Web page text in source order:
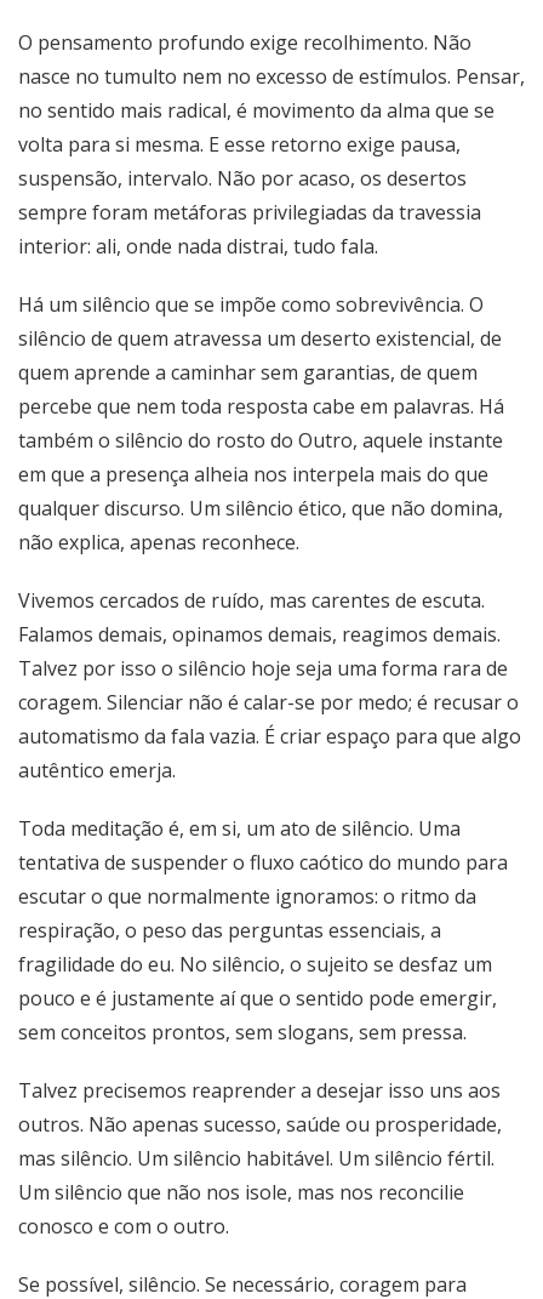
O pensamento profundo exige recolhimento. Não
nasce no tumulto nem no excesso de estímulos. Pensar,
no sentido mais radical, é movimento da alma que se
volta para si mesma. E esse retorno exige pausa,
suspensão, intervalo. Não por acaso, os desertos
sempre foram metáforas privilegiadas da travessia
interior: ali, onde nada distrai, tudo fala.
Há um silêncio que se impõe como sobrevivência. O
silêncio de quem atravessa um deserto existencial, de
quem aprende a caminhar sem garantias, de quem
percebe que nem toda resposta cabe em palavras. Há
também o silêncio do rosto do Outro, aquele instante
em que a presença alheia nos interpela mais do que
qualquer discurso. Um silêncio ético, que não domina,
não explica, apenas reconhece.
Vivemos cercados de ruído, mas carentes de escuta.
Falamos demais, opinamos demais, reagimos demais.
Talvez por isso o silêncio hoje seja uma forma rara de
coragem. Silenciar não é calar-se por medo; é recusar o
automatismo da fala vazia. É criar espaço para que algo
autêntico emerja.
Toda meditação é, em si, um ato de silêncio. Uma
tentativa de suspender o fluxo caótico do mundo para
escutar o que normalmente ignoramos: o ritmo da
respiração, o peso das perguntas essenciais, a
fragilidade do eu. No silêncio, o sujeito se desfaz um
pouco e é justamente aí que o sentido pode emergir,
sem conceitos prontos, sem slogans, sem pressa.
Talvez precisemos reaprender a desejar isso uns aos
outros. Não apenas sucesso, saúde ou prosperidade,
mas silêncio. Um silêncio habitável. Um silêncio fértil.
Um silêncio que não nos isole, mas nos reconcilie
conosco e com o outro.
Se possível, silêncio. Se necessário, coragem para